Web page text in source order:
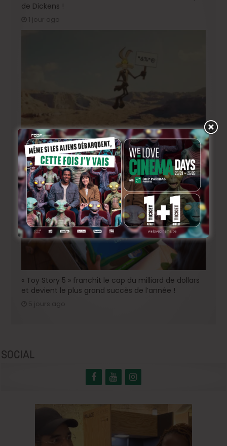
de Dickens !
1 jour ago
« Coyote vs. Acme », le film maudit de Hollywood a
enfin une date de sortie !
4 jours ago
« Toy Story 5 » franchit le cap du milliard de dollars
et devient le plus grand succès de l’année !
SOCIAL